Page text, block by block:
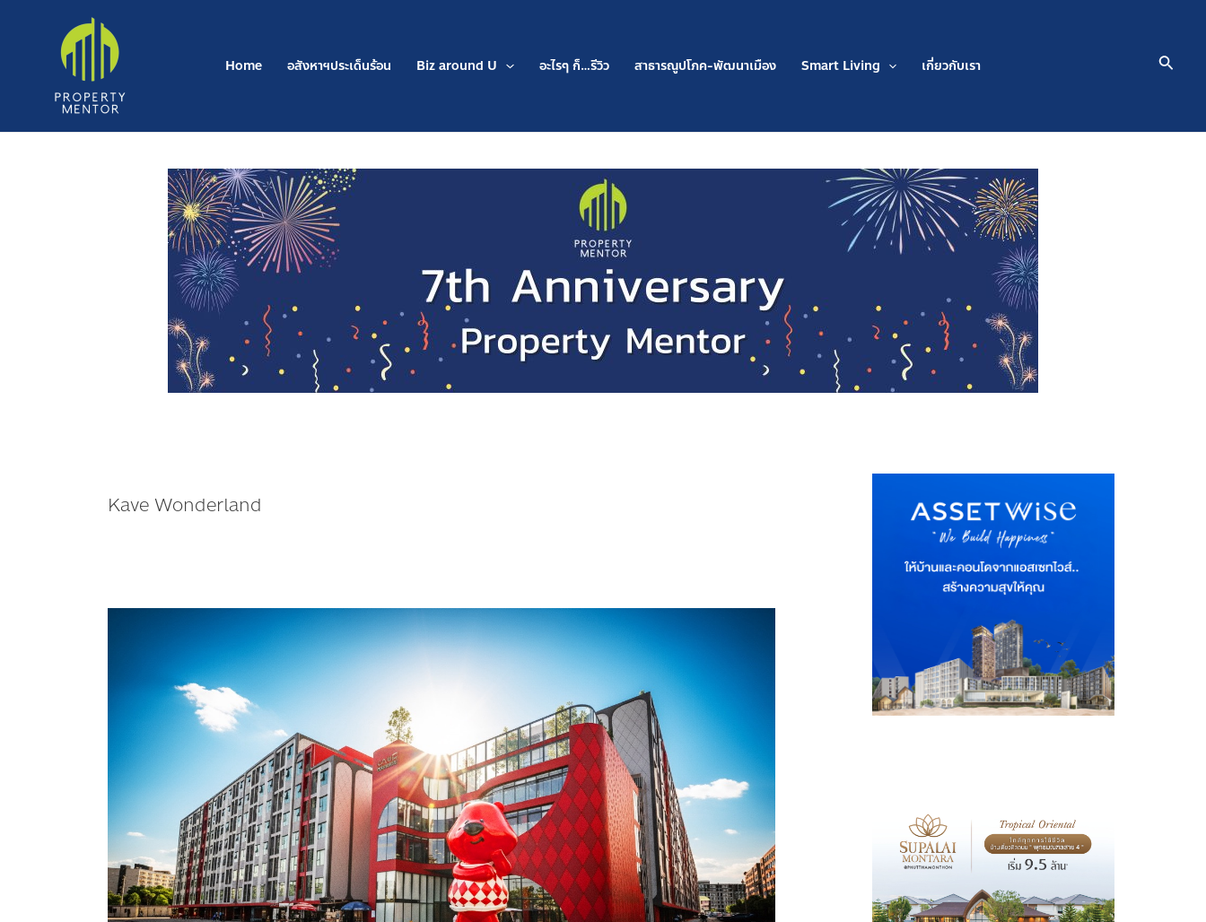
Home อสังหาฯประเด็นร้อน Biz around U อะไรๆ ก็…รีวิว สาธารณูปโภค-พัฒนาเมือง Smart Living เกี่ยวกับเรา
Kave Wonderland
Wonderland
เลี้ยง
สัตว์
ได้
แห่ง
แรก
ใกล้
มธ.รังสิต